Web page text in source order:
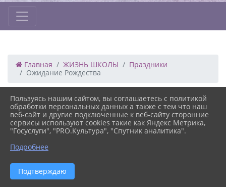
Главная ЖИЗНЬ ШКОЛЫ
Праздники
Ожидание Рождества
18.03.2024 19:45
ОЖИДАНИЕ РОЖДЕСТВА
Пользуясь нашим сайтом, вы соглашаетесь с политикой
обработки персональных данных а также с тем что наш
веб-сайт и другие подключенные к веб-сайту сторонние
сервисы используют cookies такие как Яндекс Метрика,
"Госуслуги", "PRO.Культура", "Спутник аналитика".
Подробнее
Подтверждаю